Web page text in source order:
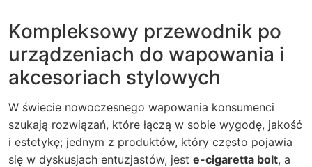
Kompleksowy przewodnik po
urządzeniach do wapowania i
akcesoriach stylowych
W świecie nowoczesnego wapowania konsumenci
szukają rozwiązań, które łączą w sobie wygodę, jakość
i estetykę; jednym z produktów, który często pojawia
się w dyskusjach entuzjastów, jest e-cigaretta bolt, a